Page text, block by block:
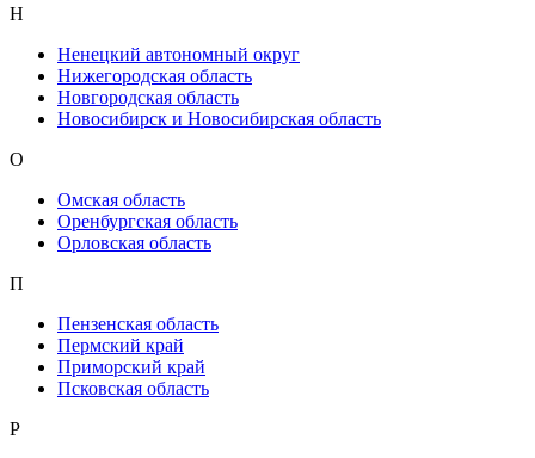
Н
Ненецкий автономный округ
Нижегородская область
Новгородская область
Новосибирск и Новосибирская область
О
Омская область
Оренбургская область
Орловская область
П
Пензенская область
Пермский край
Приморский край
Псковская область
Р